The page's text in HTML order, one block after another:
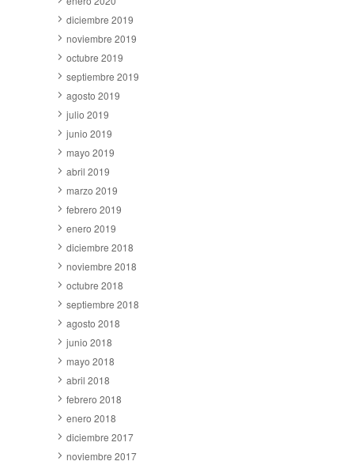
diciembre 2019
noviembre 2019
octubre 2019
septiembre 2019
agosto 2019
julio 2019
junio 2019
mayo 2019
abril 2019
marzo 2019
febrero 2019
enero 2019
diciembre 2018
noviembre 2018
octubre 2018
septiembre 2018
agosto 2018
junio 2018
mayo 2018
abril 2018
febrero 2018
enero 2018
diciembre 2017
noviembre 2017